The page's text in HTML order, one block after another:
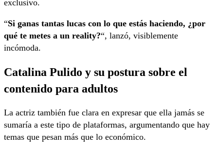
exclusivo.
“Si ganas tantas lucas con lo que estás haciendo, ¿por
qué te metes a un reality?“, lanzó, visiblemente
incómoda.
Catalina Pulido y su postura sobre el
contenido para adultos
La actriz también fue clara en expresar que ella jamás se
sumaría a este tipo de plataformas, argumentando que hay
temas que pesan más que lo económico.